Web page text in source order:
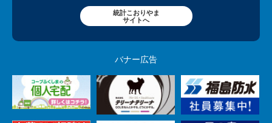
統計こおりやま
サイトへ
バナー広告